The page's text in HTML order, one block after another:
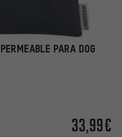
PARA DOG
33,99€